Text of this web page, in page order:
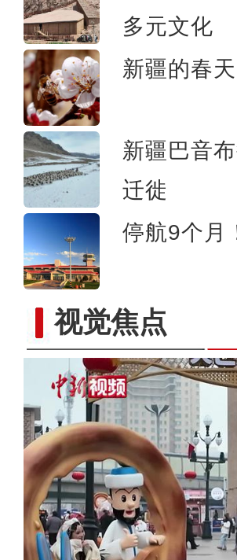
多元文化
新疆的春
新疆巴音
迁徙
停航9个月
视觉焦点
跟着花开游新
洪磊：新疆各族群众